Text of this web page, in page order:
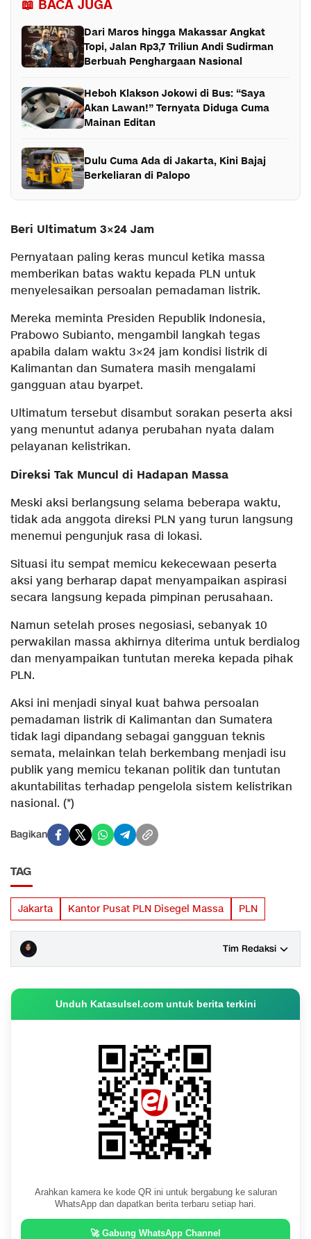
📖 BACA JUGA
Dari Maros hingga Makassar Angkat
Topi, Jalan Rp3,7 Triliun Andi Sudirman
Berbuah Penghargaan Nasional
Heboh Klakson Jokowi di Bus: “Saya
Akan Lawan!” Ternyata Diduga Cuma
Mainan Editan
Dulu Cuma Ada di Jakarta, Kini Bajaj
Berkeliaran di Palopo
Beri Ultimatum 3×24 Jam
Pernyataan paling keras muncul ketika massa
memberikan batas waktu kepada PLN untuk
menyelesaikan persoalan pemadaman listrik.
Mereka meminta Presiden Republik Indonesia,
Prabowo Subianto, mengambil langkah tegas
apabila dalam waktu 3×24 jam kondisi listrik di
Kalimantan dan Sumatera masih mengalami
gangguan atau byarpet.
Ultimatum tersebut disambut sorakan peserta aksi
yang menuntut adanya perubahan nyata dalam
pelayanan kelistrikan.
Direksi Tak Muncul di Hadapan Massa
Meski aksi berlangsung selama beberapa waktu,
tidak ada anggota direksi PLN yang turun langsung
menemui pengunjuk rasa di lokasi.
Situasi itu sempat memicu kekecewaan peserta
aksi yang berharap dapat menyampaikan aspirasi
secara langsung kepada pimpinan perusahaan.
Namun setelah proses negosiasi, sebanyak 10
perwakilan massa akhirnya diterima untuk berdialog
dan menyampaikan tuntutan mereka kepada pihak
PLN.
Aksi ini menjadi sinyal kuat bahwa persoalan
pemadaman listrik di Kalimantan dan Sumatera
tidak lagi dipandang sebagai gangguan teknis
semata, melainkan telah berkembang menjadi isu
publik yang memicu tekanan politik dan tuntutan
akuntabilitas terhadap pengelola sistem kelistrikan
nasional. (*)
Bagikan
TAG
Jakarta Kantor Pusat PLN Disegel Massa PLN
Tim Redaksi
Unduh Katasulsel.com untuk berita terkini
Arahkan kamera ke kode QR ini untuk bergabung ke saluran
WhatsApp dan dapatkan berita terbaru setiap hari.
🚀 Gabung WhatsApp Channel